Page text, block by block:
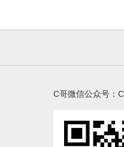
C哥微信公众号：